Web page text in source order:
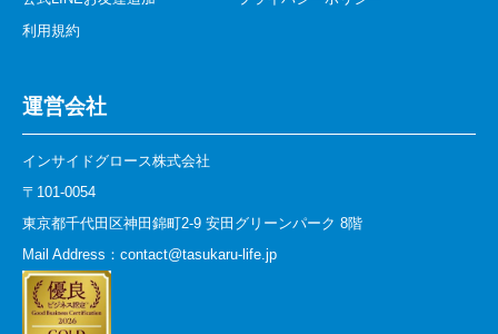
利用規約
運営会社
インサイドグロース株式会社
〒101-0054
東京都千代田区神田錦町2-9 安田グリーンパーク 8階
Mail Address：contact@tasukaru-life.jp